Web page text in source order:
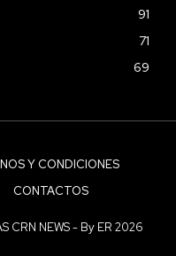
91
71
69
Y CONDICIONES
CONTACTOS
CRN NEWS - By ER 2026